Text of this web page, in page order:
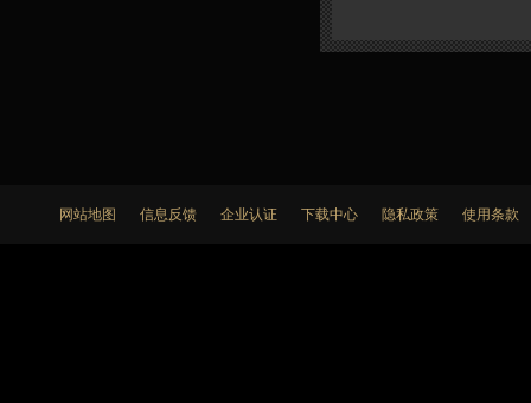
网站地图 信息反馈 企业认证 下载中心 隐私政策 使用条款